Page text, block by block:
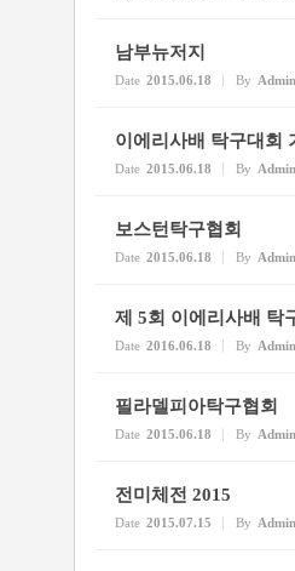
남부뉴저지
Date 2015.06.18 By Admin
이에리사배 탁구대회
Date 2015.06.18 By Admin
보스턴탁구협회
Date 2015.06.18 By Admin
제 5회 이에리사배 탁
Date 2016.06.18 By Admin
필라델피아탁구협회
Date 2015.06.18 By Admin
전미체전 2015
Date 2015.07.15 By Admin